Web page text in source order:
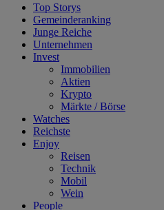
Top Storys
Gemeinderanking
Junge Reiche
Unternehmen
Invest
Immobilien
Aktien
Krypto
Märkte / Börse
Watches
Reichste
Enjoy
Reisen
Technik
Mobil
Wein
People